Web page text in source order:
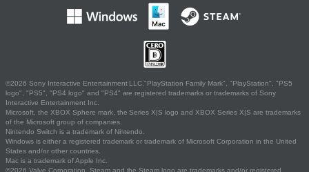
©2026 Sony Interactive Entertainment LLC."PlayStation Family Mark", "PlayStation", "PS5
logo", "PS5", "PS4 logo" and "PS4" are registered trademarks or trademarks of Sony
Interactive Entertainment Inc.
Microsoft, the XBOX Sphere mark, the Series X|S logo and XBOX Series X|S are trademarks
of the Microsoft group of companies.
Nintendo Switch is a trademark of Nintendo.
Windows is either a registered trademark or trademark of Microsoft Corporation in the United
States and/or other countries.
Mac is a trademark of Apple Inc.
©2026 Valve Corporation. Steam and the Steam logo are trademarks and/or registered